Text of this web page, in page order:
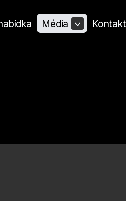
Média Kontakt